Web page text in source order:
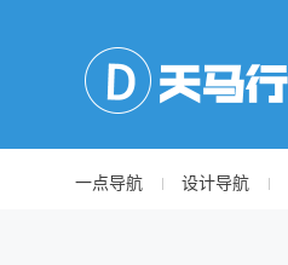
一点导航 设计导航